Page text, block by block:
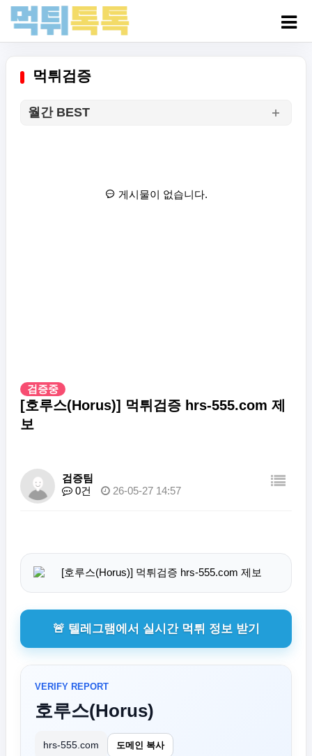
먹튀검증
월간 BEST
게시물이 없습니다.
검증중
[호루스(Horus)] 먹튀검증 hrs-555.com 제
보
검증팀
0건
26-05-27 14:57
🚨 텔레그램에서 실시간 먹튀 정보 받기
VERIFY REPORT
호루스(Horus)
hrs-555.com 도메인 복사